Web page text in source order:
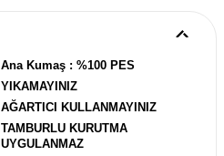
Ana Kumaş : %100 PES
YIKAMAYINIZ
AĞARTICI KULLANMAYINIZ
TAMBURLU KURUTMA
UYGULANMAZ